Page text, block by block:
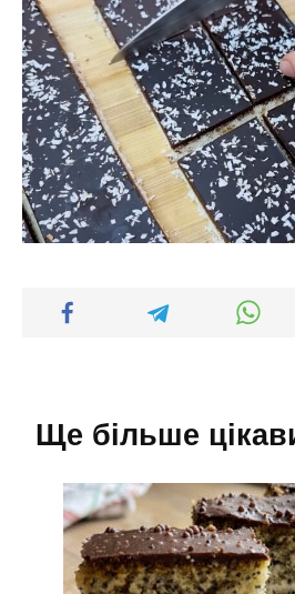
Ще більше